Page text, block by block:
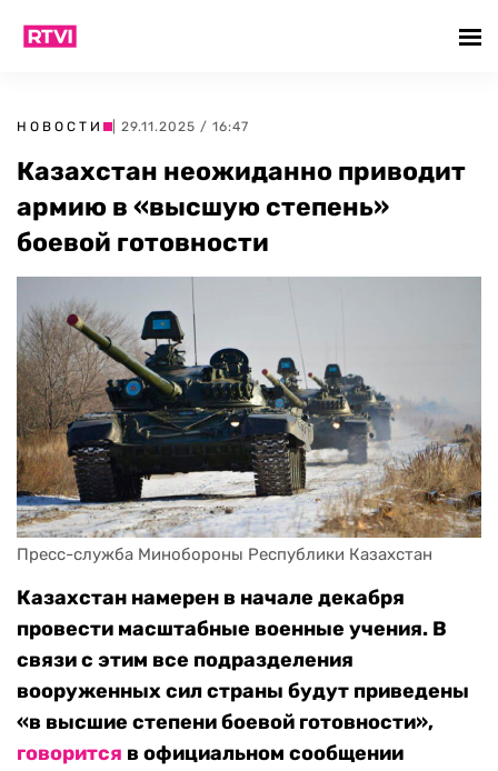
НОВОСТИ | 29.11.2025 / 16:47
Казахстан неожиданно приводит
армию в «высшую степень»
боевой готовности
Пресс-служба Минобороны Республики Казахстан
Казахстан намерен в начале декабря
провести масштабные военные учения. В
связи с этим все подразделения
вооруженных сил страны будут приведены
«в высшие степени боевой готовности»,
говорится в официальном сообщении